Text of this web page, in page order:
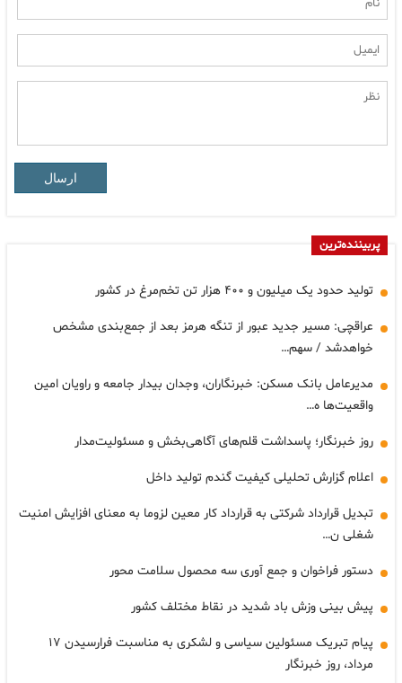
ارسال
پربیننده‌ترین
تولید حدود یک میلیون و ۴۰۰ هزار تن تخم‌مرغ در کشور
عراقچی: مسیر جدید عبور از تنگه هرمز بعد از جمع‌بندی مشخص
خواهدشد / سهم…
مدیرعامل بانک مسکن: خبرنگاران، وجدان بیدار جامعه و راویان امین
واقعیت‌ها ه…
روز خبرنگار؛ پاسداشت قلم‌های آگاهی‌بخش و مسئولیت‌مدار
اعلام گزارش تحلیلی کیفیت گندم تولید داخل
تبدیل قرارداد شرکتی به قرارداد کار معین لزوما به معنای افزایش امنیت
شغلی ن…
دستور فراخوان و جمع آوری سه محصول سلامت محور
پیش بینی وزش باد شدید در نقاط مختلف کشور
پیام تبریک مسئولین سیاسی و لشکری به مناسبت فرارسیدن ۱۷
مرداد، روز خبرنگار